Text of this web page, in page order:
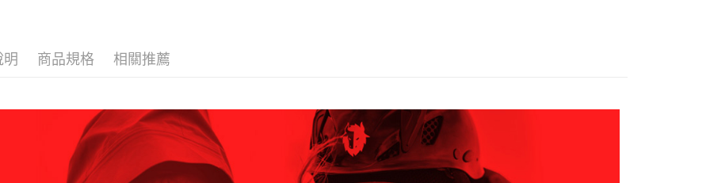
【注意事項】
１．透過由恩沛科技股份有限公司提供之「AFTEE先享後付」服務完成之
交易，需依本服務之必要範圍內提供個人資料，並將交易相關給付款項請
求債權轉讓予恩沛科技股份有限公司。
每筆NT$60，滿NT$799(含以上)免運費
7-11取貨付款
每筆NT$60，滿NT$799(含以上)免運費
明 商品規格 相關推薦